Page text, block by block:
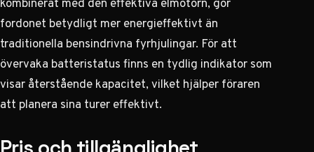
fordonet betydligt mer energieffektivt än
traditionella bensindrivna fyrhjulingar. För att
övervaka batteristatus finns en tydlig indikator som
visar återstående kapacitet, vilket hjälper föraren
att planera sina turer effektivt.